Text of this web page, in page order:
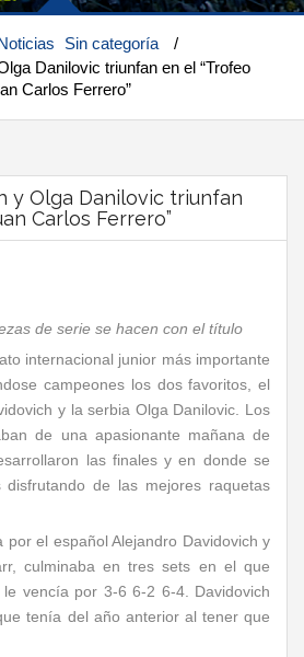
Sin categoría
/
Danilovic triunfan en el “Trofeo
Carlos Ferrero”
y Olga Danilovic triunfan
Carlos Ferrero”
de serie se hacen con el título
internacional junior más importante
campeones los dos favoritos, el
y la serbia Olga Danilovic. Los
de una apasionante mañana de
las finales y en donde se
de las mejores raquetas
por el español Alejandro Davidovich y
culminaba en tres sets en el que
vencía por 3-6 6-2 6-4. Davidovich
tenía del año anterior al tener que